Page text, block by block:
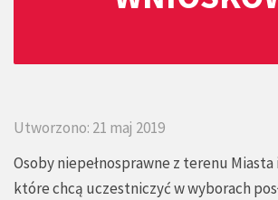
Utworzono: 21 maj 2019
Osoby niepełnosprawne z terenu Miasta
które chcą uczestniczyć w wyborach